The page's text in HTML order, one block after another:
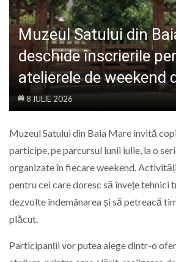
LIFE
Muzeul Satului din
deschide înscrierile
atelierele de weekend
8 IULIE 2026
Muzeul Satului din Baia Mare invită
participe, pe parcursul lunii iulie, la o
organizate în fiecare weekend.
pentru cei care doresc să învețe tehnici
dezvolte îndemânarea și să petreacă
plăcut.
Participanții vor putea alege dintr-o